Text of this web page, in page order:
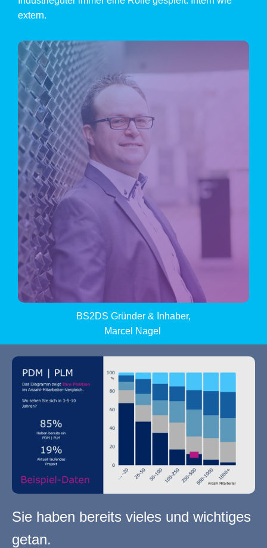
extern.
BS2DS Gründer & Inhaber,
Marcel Nagel
Sie haben bereits vieles und wichtiges
getan.